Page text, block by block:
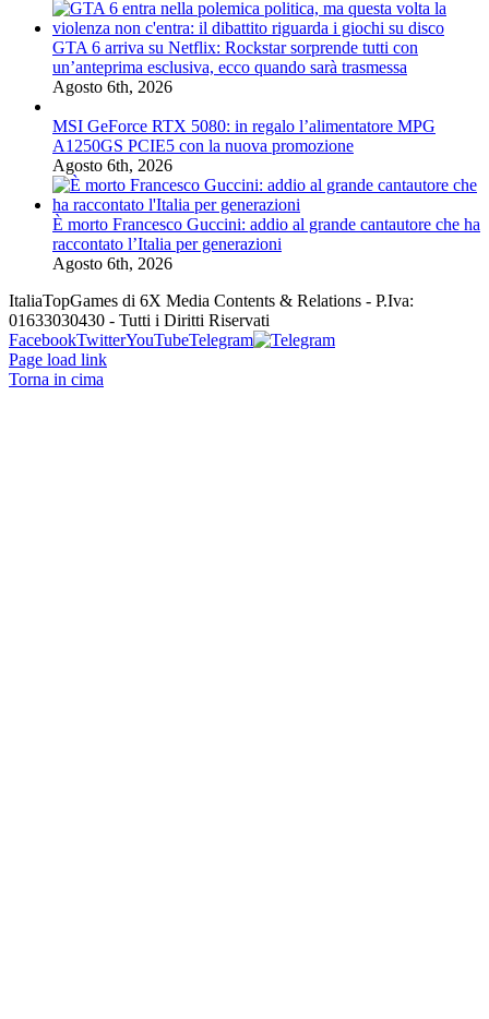
GTA 6 arriva su Netflix: Rockstar sorprende tutti con
un’anteprima esclusiva, ecco quando sarà trasmessa
Agosto 6th, 2026
MSI GeForce RTX 5080: in regalo l’alimentatore MPG
A1250GS PCIE5 con la nuova promozione
Agosto 6th, 2026
È morto Francesco Guccini: addio al grande cantautore che ha
raccontato l’Italia per generazioni
Agosto 6th, 2026
ItaliaTopGames di 6X Media Contents & Relations - P.Iva:
01633030430 - Tutti i Diritti Riservati
FacebookTwitterYouTubeTelegram
Page load link
Torna in cima